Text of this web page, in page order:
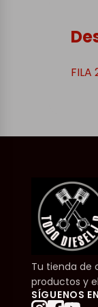
Tu tienda de
productos y
SÍGUENOS